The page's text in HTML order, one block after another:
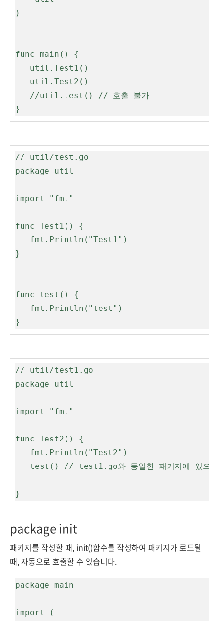
)
func main() {
}
// util/test.go
package util
import "fmt"
func Test1() {
}
func test() {
}
// util/test1.go
package util
import "fmt"
func Test2() {
package init
패키지를 작성할 때, init()함수를 작성하여 패키지가 로드될
때, 자동으로 호출할 수 있습니다.
package main
import (